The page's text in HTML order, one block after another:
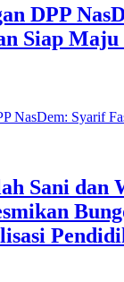
DPP
Siap
Sani dan